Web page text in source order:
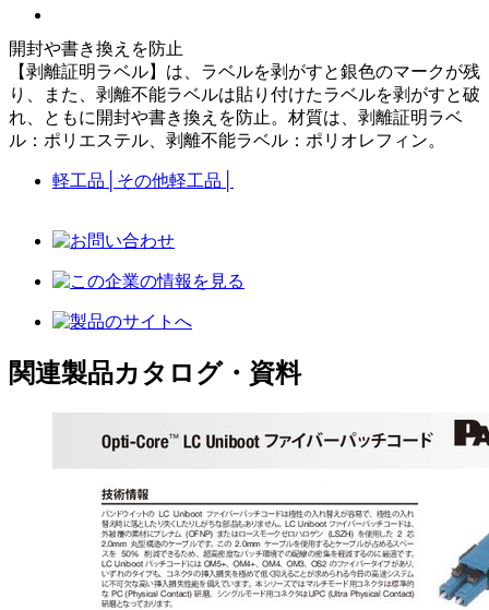
開封や書き換えを防止
【剥離証明ラベル】は、ラベルを剥がすと銀色のマークが残
り、また、剥離不能ラベルは貼り付けたラベルを剥がすと破
れ、ともに開封や書き換えを防止。材質は、剥離証明ラベ
ル：ポリエステル、剥離不能ラベル：ポリオレフィン。
軽工品 その他軽工品
関連製品カタログ・資料